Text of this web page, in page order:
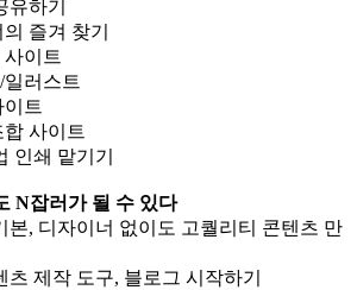
유하기
즐겨 찾기
사이트
일러스트
이트
합 사이트
인쇄 맡기기
N잡러가 될 수 있다
본, 디자이너 없이도 고퀄리티 콘텐츠 만
츠 제작 도구, 블로그 시작하기